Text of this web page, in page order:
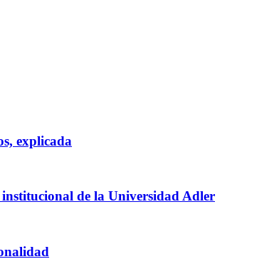
explicada
de la Universidad Adler